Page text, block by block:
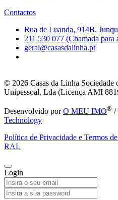
Contactos
Rua de Luanda, 914B,
211 530 077 (Chamada
geral@casasdalinha.pt
© 2026 Casas da Linha
Unipessoal, Lda (Licença AMI
Desenvolvido porO MEU IMO® /
Technology
Política de Privacidade e Termos
RAL
Login